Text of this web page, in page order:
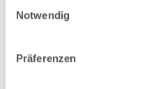
Notwendig
Präferenzen
Lieferung in ca. 5-10 Arbeitstage